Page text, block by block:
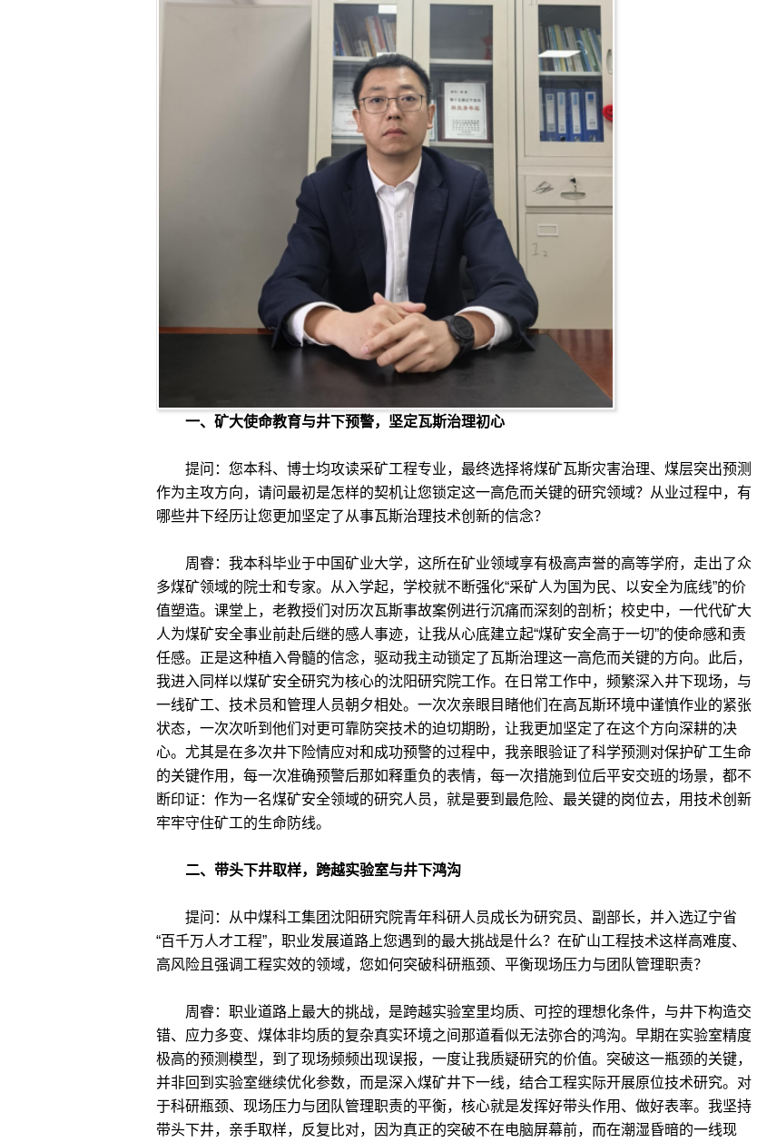
一、矿大使命教育与井下预警，坚定瓦斯治理初心
提问：您本科、博士均攻读采矿工程专业，最终选择将煤矿瓦斯灾害治理、煤层突出预测
作为主攻方向，请问最初是怎样的契机让您锁定这一高危而关键的研究领域？从业过程中，有
哪些井下经历让您更加坚定了从事瓦斯治理技术创新的信念？
周睿：我本科毕业于中国矿业大学，这所在矿业领域享有极高声誉的高等学府，走出了众
多煤矿领域的院士和专家。从入学起，学校就不断强化“采矿人为国为民、以安全为底线”的价
值塑造。课堂上，老教授们对历次瓦斯事故案例进行沉痛而深刻的剖析；校史中，一代代矿大
人为煤矿安全事业前赴后继的感人事迹，让我从心底建立起“煤矿安全高于一切”的使命感和责
任感。正是这种植入骨髓的信念，驱动我主动锁定了瓦斯治理这一高危而关键的方向。此后，
我进入同样以煤矿安全研究为核心的沈阳研究院工作。在日常工作中，频繁深入井下现场，与
一线矿工、技术员和管理人员朝夕相处。一次次亲眼目睹他们在高瓦斯环境中谨慎作业的紧张
状态，一次次听到他们对更可靠防突技术的迫切期盼，让我更加坚定了在这个方向深耕的决
心。尤其是在多次井下险情应对和成功预警的过程中，我亲眼验证了科学预测对保护矿工生命
的关键作用，每一次准确预警后那如释重负的表情，每一次措施到位后平安交班的场景，都不
断印证：作为一名煤矿安全领域的研究人员，就是要到最危险、最关键的岗位去，用技术创新
牢牢守住矿工的生命防线。
二、带头下井取样，跨越实验室与井下鸿沟
提问：从中煤科工集团沈阳研究院青年科研人员成长为研究员、副部长，并入选辽宁省
“百千万人才工程”，职业发展道路上您遇到的最大挑战是什么？在矿山工程技术这样高难度、
高风险且强调工程实效的领域，您如何突破科研瓶颈、平衡现场压力与团队管理职责？
周睿：职业道路上最大的挑战，是跨越实验室里均质、可控的理想化条件，与井下构造交
错、应力多变、煤体非均质的复杂真实环境之间那道看似无法弥合的鸿沟。早期在实验室精度
极高的预测模型，到了现场频频出现误报，一度让我质疑研究的价值。突破这一瓶颈的关键，
并非回到实验室继续优化参数，而是深入煤矿井下一线，结合工程实际开展原位技术研究。对
于科研瓶颈、现场压力与团队管理职责的平衡，核心就是发挥好带头作用、做好表率。我坚持
带头下井，亲手取样，反复比对，因为真正的突破不在电脑屏幕前，而在潮湿昏暗的一线现